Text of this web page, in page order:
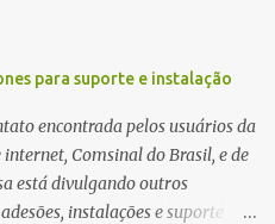
para suporte e instalação
encontrada pelos usuários da
Comsinal do Brasil, e de
está divulgando outros
instalações e suporte